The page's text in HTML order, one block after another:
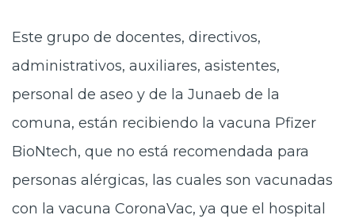
Este grupo de docentes, directivos,
administrativos, auxiliares, asistentes,
personal de aseo y de la Junaeb de la
comuna, están recibiendo la vacuna Pfizer
BioNtech, que no está recomendada para
personas alérgicas, las cuales son vacunadas
con la vacuna CoronaVac, ya que el hospital